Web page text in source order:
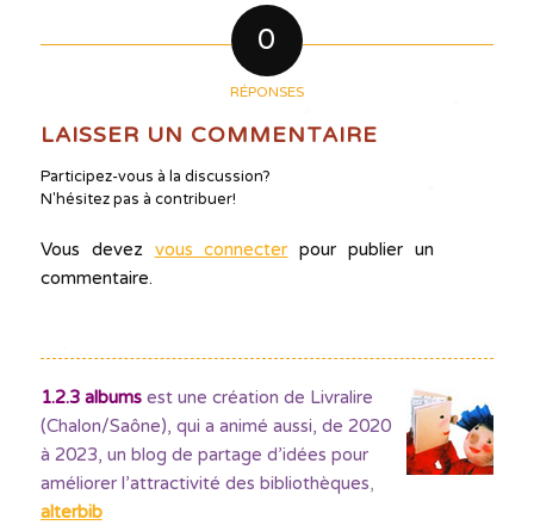
0
RÉPONSES
LAISSER UN COMMENTAIRE
Participez-vous à la discussion?
N'hésitez pas à contribuer!
Vous devez vous connecter pour publier un
commentaire.
1.2.3 albumsest une création de Livralire
(Chalon/Saône), qui a animé aussi, de 2020
à 2023, un blog de partage d’idées pour
améliorer l’attractivité des bibliothèques,
alterbib